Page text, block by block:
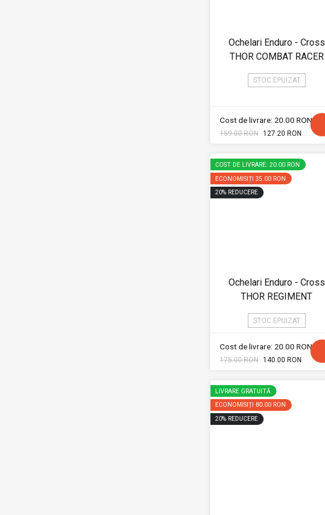
Ochelari Enduro - Cross
THOR COMBAT RACER
STOC EPUIZAT
Cost de livrare: 20.00 RON
159.00 RON 127.20 RON
COST DE LIVRARE: 20.00 RON
ECONOMISIȚI 35.00 RON
20% REDUCERE
Ochelari Enduro - Cross
THOR REGIMENT
STOC EPUIZAT
Cost de livrare: 20.00 RON
175.00 RON 140.00 RON
LIVRARE GRATUITĂ
ECONOMISIȚI 80.00 RON
20% REDUCERE